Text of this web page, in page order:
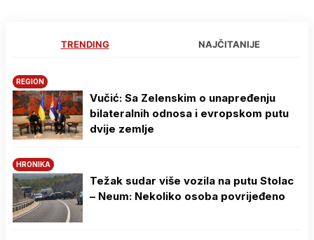
TRENDING NAJČITANIJE
REGION
Vučić: Sa Zelenskim o unapređenju
bilateralnih odnosa i evropskom putu
dvije zemlje
HRONIKA
Težak sudar više vozila na putu Stolac
– Neum: Nekoliko osoba povrijeđeno